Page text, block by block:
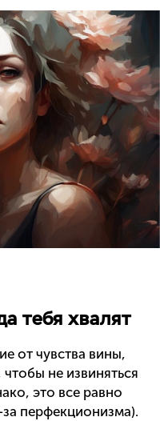
тебя хвалят
от чувства вины,
не извиняться
это все равно
перфекционизма).